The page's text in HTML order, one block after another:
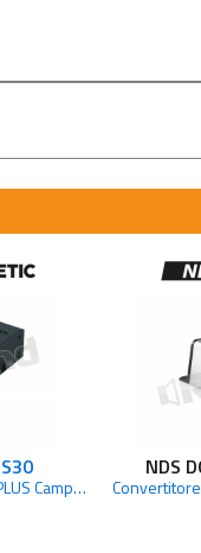
caricabatterie Power Service PLUS Camper, nautica, pannelli solari
NDS